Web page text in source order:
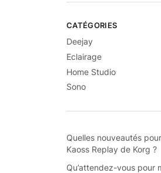
CATÉGORIES
Deejay
Eclairage
Home Studio
Sono
Quelles nouveautés
Kaoss Replay de Korg ?
Qu’attendez-vous pour